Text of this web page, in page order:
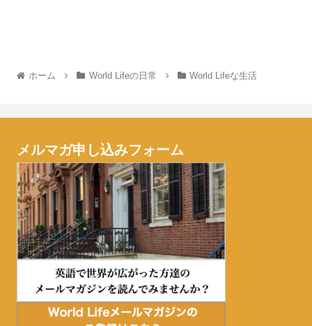
ホーム World Lifeの日常 World Lifeな生活
メルマガ申し込みフォーム